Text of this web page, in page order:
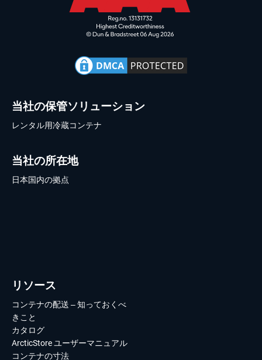
当社の保管ソリューション
レンタル用冷蔵コンテナ
当社の所在地
日本国内の拠点
リソース
コンテナの配送 – 知っておくべ
きこと
カタログ
ArcticStore ユーザーマニュアル
コンテナの寸法